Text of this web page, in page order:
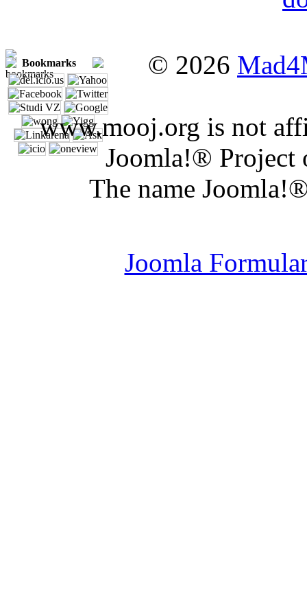
Bookmarks © 2026
www.mooj.org is not
Joomla!® Project
The name
Joomla